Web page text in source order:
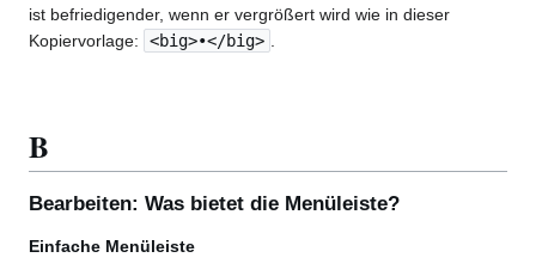
ist befriedigender, wenn er vergrößert wird wie in dieser
Kopiervorlage:
<big>•</big> .
B
Bearbeiten: Was bietet die Menüleiste?
Einfache Menüleiste